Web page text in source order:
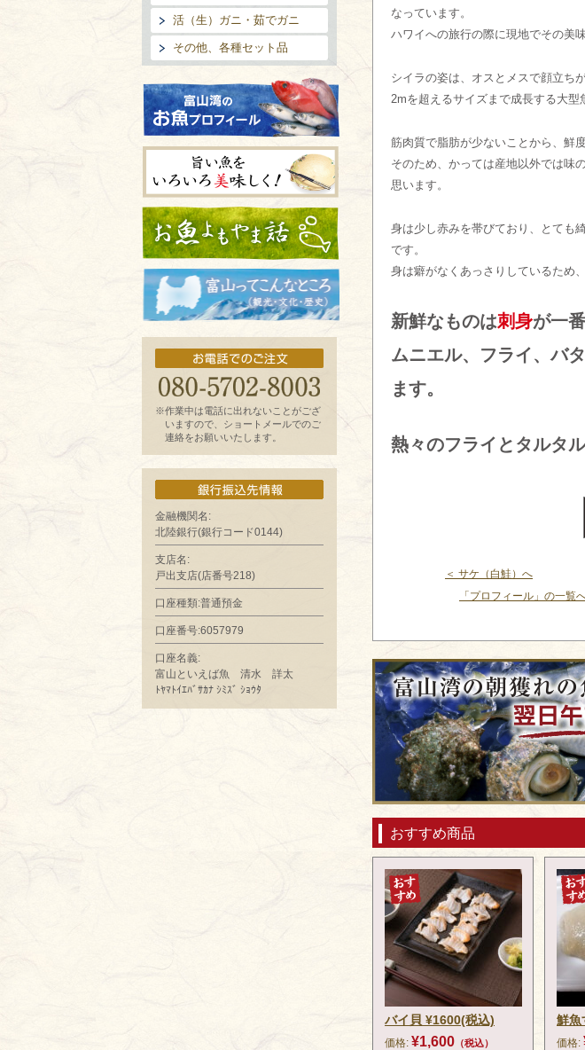
活（生）ガニ・茹でガニ
その他、各種セット品
富山湾のお魚プロフィール
旨い魚をいろいろ美味しく!
お魚よもやま話
史）
※作業中は電話に出れないことがござ
いますので、ショートメールでのご
連絡をお願いいたします。
金融機関名:
北陸銀行(銀行コード0144)
支店名:
戸出支店(店番号218)
口座種類:普通預金
口座番号:6057979
口座名義:
富山といえば魚 清水 詳太
ﾄﾔﾏﾄｲｴﾊﾞｻｶﾅ ｼﾐｽﾞ ｼｮｳﾀ
なっています。
ハワイへの旅行の際に現地でその美
シイラの姿は、オスとメスで顔立ち
2mを超えるサイズまで成長する大型
筋肉質で脂肪が少ないことから、鮮
そのため、かっては産地以外では味
思います。
身は少し赤みを帯びており、とても
です。
身は癖がなくあっさりしているため
新鮮なものは刺身が一
ムニエル、フライ、バ
ます。
熱々のフライとタルタ
＜ サケ（白鮭）へ
「プロフィール」の一覧
おすすめ商品
バイ貝 ¥1600(税込)
価格: ¥1,600 （税込）
鮮魚
価格: